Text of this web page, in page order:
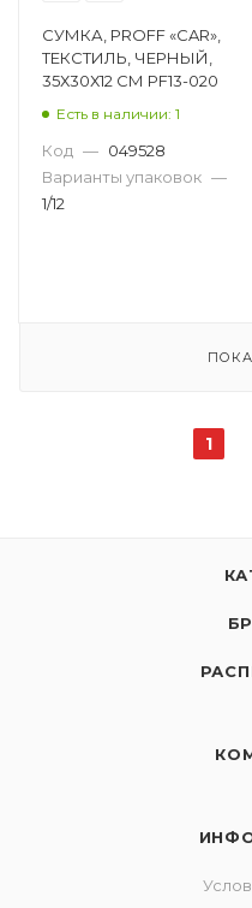
СУМКА, PROFF «CAR»,
ТЕКСТИЛЬ, ЧЕРНЫЙ,
35Х30Х12 СМ PF13-020
Есть в наличии: 1
Код — 049528
Варианты упаковок —
1/12
1